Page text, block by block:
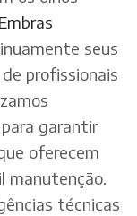
Embras
seus
profissionais
garantir
oferecem
manutenção.
técnicas